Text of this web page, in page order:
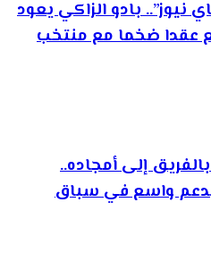
نيوز”.. بادو الزاكي يعود
عقدا ضخما مع منتخب
إلى أمجاده..
واسع في سباق